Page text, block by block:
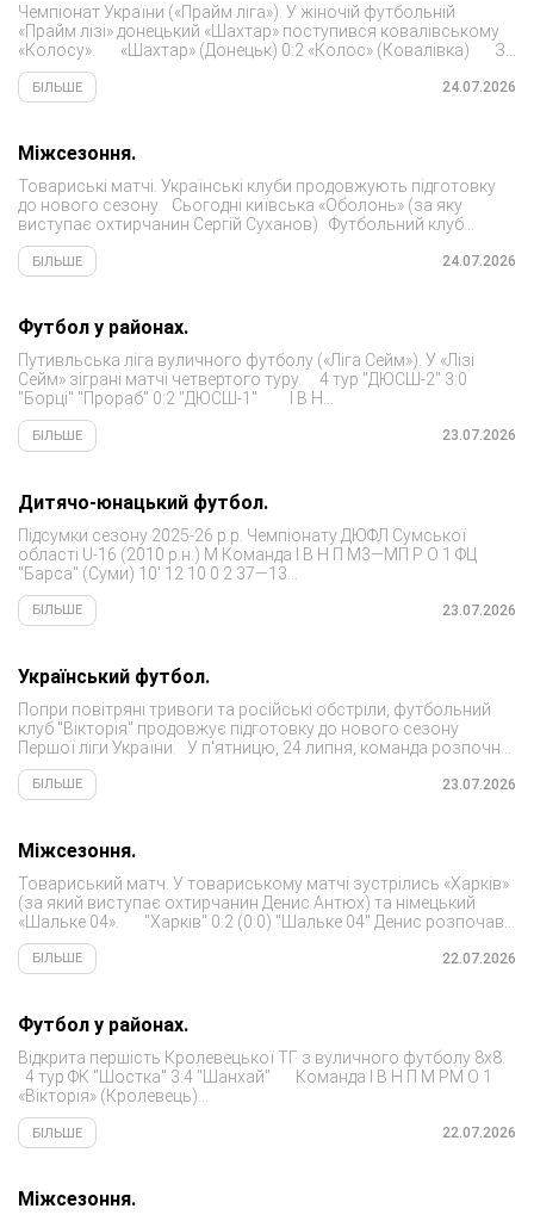
Чемпіонат України («Прайм ліга»). У жіночій футбольній
«Прайм лізі» донецький «Шахтар» поступився ковалівському
«Колосу». «Шахтар» (Донецьк) 0:2 «Колос» (Ковалівка) За
«Шахтар» грає футболіста із...
БІЛЬШЕ 24.07.2026
Міжсезоння.
Товариські матчі. Українські клуби продовжують підготовку
до нового сезону. Сьогодні київська «Оболонь» (за яку
виступає охтирчанин Сергій Суханов) Футбольний клуб
«Тростянець» проведе сьогодні матч з футбольним клубом
«Олімпія»...
БІЛЬШЕ 24.07.2026
Футбол у районах.
Путивльська ліга вуличного футболу («Ліга Сейм»). У «Лізі
Сейм» зіграні матчі четвертого туру. 4 тур "ДЮСШ-2" 3:0
"Борці" "Прораб" 0:2 "ДЮСШ-1" І В Н...
БІЛЬШЕ 23.07.2026
Дитячо-юнацький футбол.
Підсумки сезону 2025-26 р.р. Чемпіонату ДЮФЛ Сумської
області U-16 (2010 р.н.) М Команда I В Н П М3—МП Р O 1 ФЦ
"Барса" (Суми) 10' 12 10 0 2 37—13...
БІЛЬШЕ 23.07.2026
Український футбол.
Попри повітряні тривоги та російські обстріли, футбольний
клуб "Вікторія" продовжує підготовку до нового сезону
Першої ліги України. У п'ятницю, 24 липня, команда розпочне
сезон 2026–2027 років матчем проти "Фенікса-Маріуполя"....
БІЛЬШЕ 23.07.2026
Міжсезоння.
Товариський матч. У товариському матчі зустрілись «Харків»
(за який виступає охтирчанин Денис Антюх) та німецький
«Шальке 04». "Харків" 0:2 (0:0) "Шальке 04" Денис розпочав
гру на лаві...
БІЛЬШЕ 22.07.2026
Футбол у районах.
Відкрита першість Кролевецької ТГ з вуличного футболу 8х8.
«Вікторія» (Кролевець)...
БІЛЬШЕ 22.07.2026
Міжсезоння.